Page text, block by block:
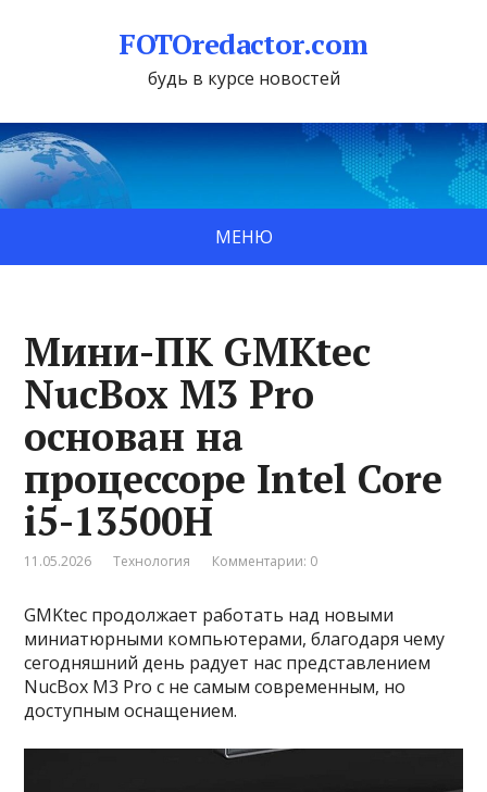
FOTOredactor.com
будь в курсе новостей
МЕНЮ
Мини-ПК GMKtec
NucBox M3 Pro
основан на
процессоре Intel Core
i5-13500H
11.05.2026 Технология Комментарии: 0
GMKtec продолжает работать над новыми
миниатюрными компьютерами, благодаря чему
сегодняшний день радует нас представлением
NucBox M3 Pro с не самым современным, но
доступным оснащением.